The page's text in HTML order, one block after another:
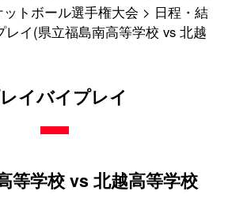
トボール選手権大会
日程・結
レイ(県立福島南高等学校 vs 北越
イバイプレイ
等学校 vs 北越高等学校